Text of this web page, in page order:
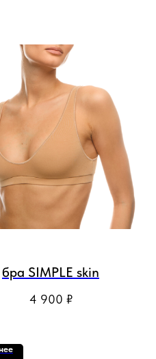
бра SIMPLE skin
4 900 ₽